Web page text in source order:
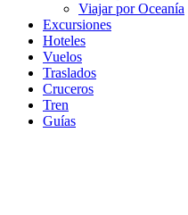
Viajar por Oceanía
Excursiones
Hoteles
Vuelos
Traslados
Cruceros
Tren
Guías